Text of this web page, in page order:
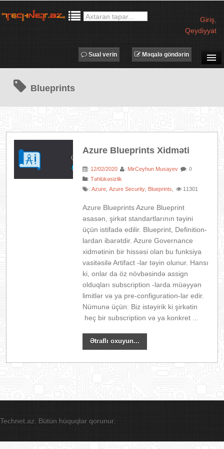
Giriş
Qeydiyyat
MƏQALƏLƏR
PROQRAMLAR
AVADANLIQLAR
IT LÜĞƏT
Məqalə göndərin
Sual verin
Blueprints
Azure Blueprints Xidməti
: 12/02/2020 : MirCeyhun Musayev : 0
:Təhlükəsizlik
:Azure ,Azure Security Blueprints 11301
Azure Blueprints Azure Blueprint
əsasən, şirkət standartlarının təyini
üçün istifadə edilir. Blueprint, Definition-
lardan ibarətdir. Azure Governance
xidmətinin bir hissəsi olan bu funksiya
vasitəsilə Artifact -lar təyin olunur. Hansı
ki, onlar da öz növbəsində assign
olduqları subscription -larda müəyyən
limitlər və ya pre-configuration-lar edir.
Nümunə üçün: Biz istəyirik ki şirkətin
heç bir subscription və ya konkret ...
Ətraflı oxuyun...
Technet.az. Bütün hüquqlar qorunur.